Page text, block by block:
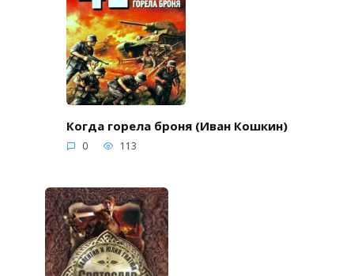
Когда горела броня (Иван Кошкин)
0 113